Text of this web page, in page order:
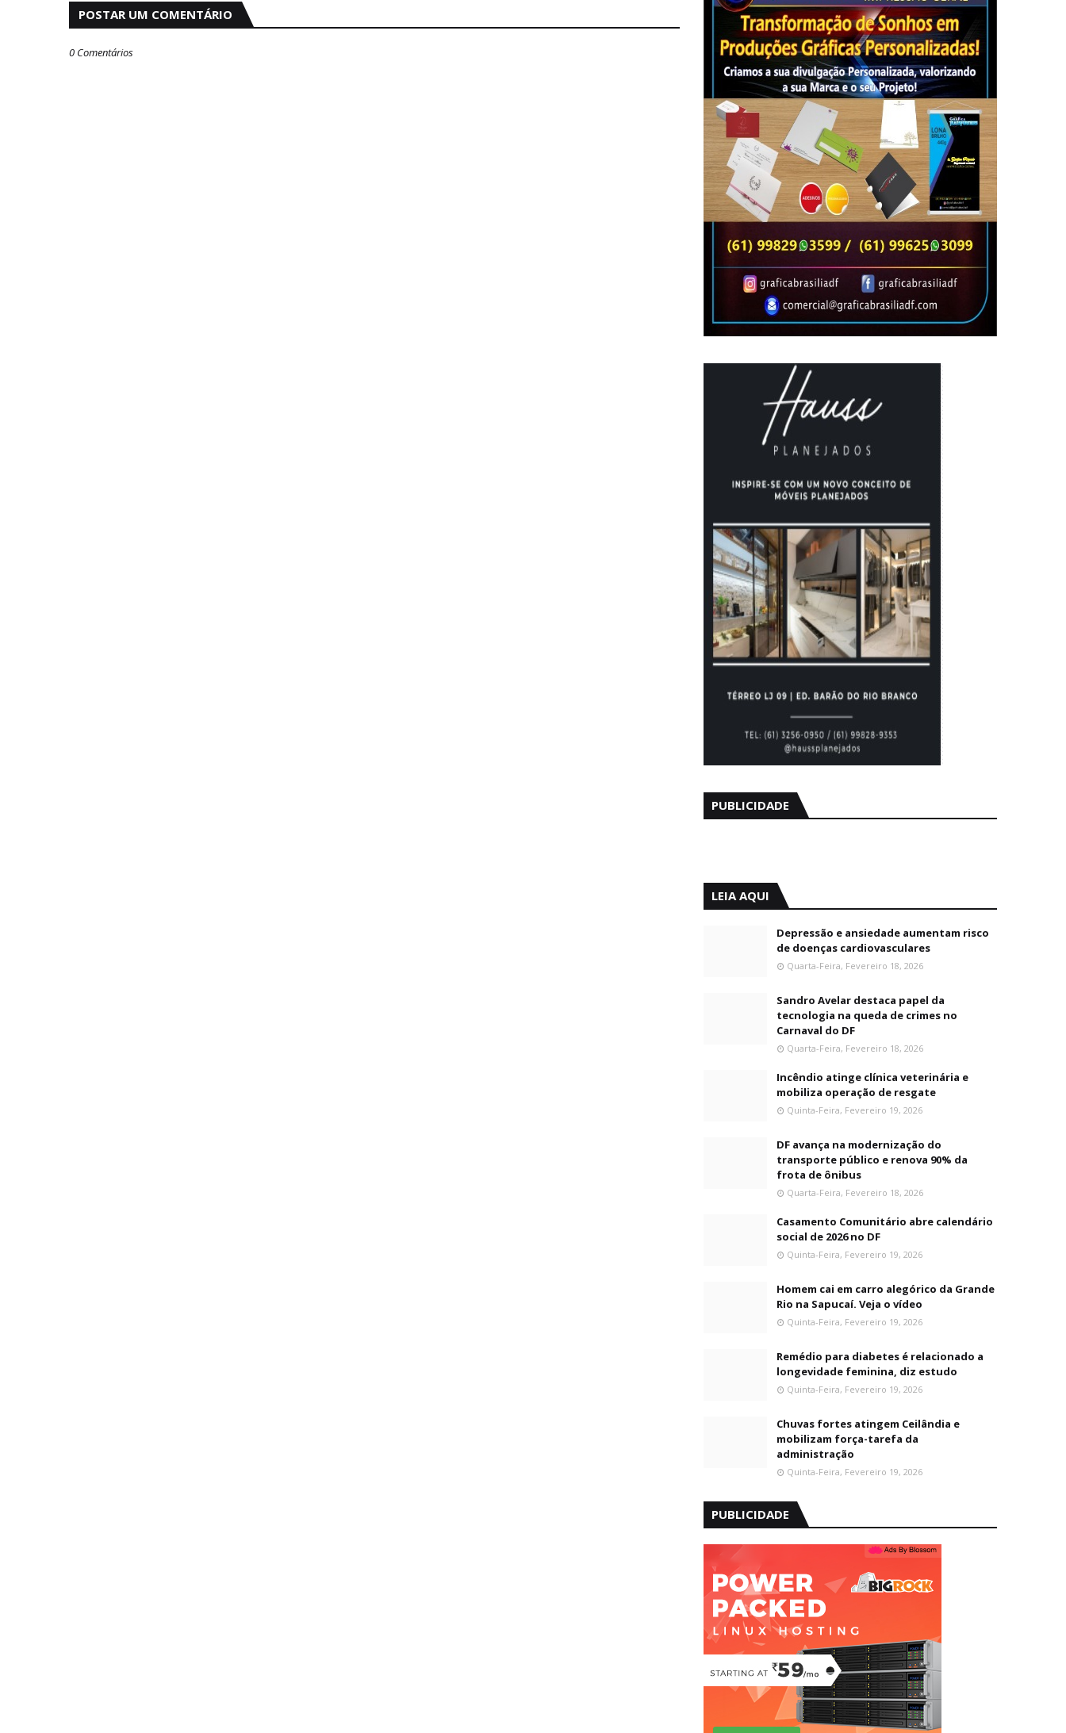
POSTAR UM COMENTÁRIO
0 Comentários
PUBLICIDADE
LEIA AQUI
Depressão e ansiedade aumentam risco
de doenças cardiovasculares
Quarta-Feira, Fevereiro 18, 2026
Sandro Avelar destaca papel da
tecnologia na queda de crimes no
Carnaval do DF
Quarta-Feira, Fevereiro 18, 2026
Incêndio atinge clínica veterinária e
mobiliza operação de resgate
Quinta-Feira, Fevereiro 19, 2026
DF avança na modernização do
transporte público e renova 90% da
frota de ônibus
Quarta-Feira, Fevereiro 18, 2026
Casamento Comunitário abre calendário
social de 2026 no DF
Quinta-Feira, Fevereiro 19, 2026
Homem cai em carro alegórico da Grande
Rio na Sapucaí. Veja o vídeo
Quinta-Feira, Fevereiro 19, 2026
Remédio para diabetes é relacionado a
longevidade feminina, diz estudo
Quinta-Feira, Fevereiro 19, 2026
Chuvas fortes atingem Ceilândia e
mobilizam força-tarefa da
administração
Quinta-Feira, Fevereiro 19, 2026
PUBLICIDADE